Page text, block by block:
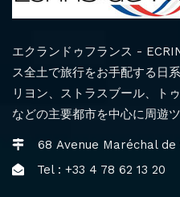
エクランドゥフランス -
ス全土で旅行をお手配する日
リヨン、ストラスブール、ト
などの主要都市を中心に周遊
68 Avenue Maréchal
Tel : +33 4 78 62 13 20